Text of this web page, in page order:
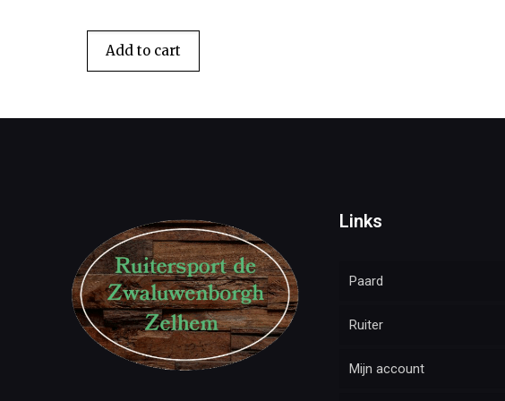
Add to cart
Links
Paard
Ruiter
Mijn account